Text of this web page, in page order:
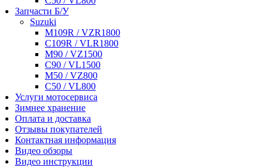
Запчасти Б/У
Suzuki
M109R / VZR1800
C109R / VLR1800
M90 / VZ1500
C90 / VL1500
M50 / VZ800
C50 / VL800
Услуги мотосервиса
Зимнее хранение
Оплата и доставка
Отзывы покупателей
Контактная информация
Видео обзоры
Видео инструкции